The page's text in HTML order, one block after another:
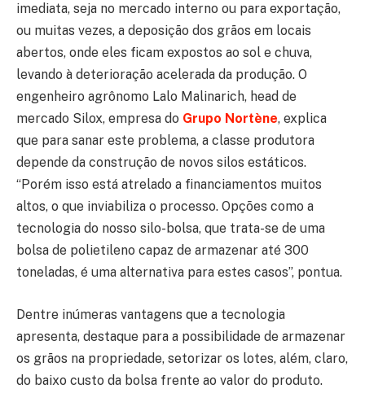
imediata, seja no mercado interno ou para exportação,
ou muitas vezes, a deposição dos grãos em locais
abertos, onde eles ficam expostos ao sol e chuva,
levando à deterioração acelerada da produção. O
engenheiro agrônomo Lalo Malinarich, head de
mercado Silox, empresa do Grupo Nortène, explica
que para sanar este problema, a classe produtora
depende da construção de novos silos estáticos.
“Porém isso está atrelado a financiamentos muitos
altos, o que inviabiliza o processo. Opções como a
tecnologia do nosso silo-bolsa, que trata-se de uma
bolsa de polietileno capaz de armazenar até 300
toneladas, é uma alternativa para estes casos”, pontua.
Dentre inúmeras vantagens que a tecnologia
apresenta, destaque para a possibilidade de armazenar
os grãos na propriedade, setorizar os lotes, além, claro,
do baixo custo da bolsa frente ao valor do produto.